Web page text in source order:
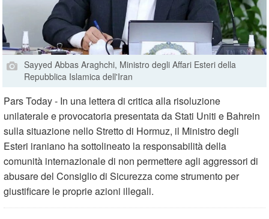
Sayyed Abbas Araghchi, Ministro degli Affari Esteri della
Repubblica Islamica dell'Iran
Pars Today - In una lettera di critica alla risoluzione
unilaterale e provocatoria presentata da Stati Uniti e Bahrein
sulla situazione nello Stretto di Hormuz, il Ministro degli
Esteri iraniano ha sottolineato la responsabilità della
comunità internazionale di non permettere agli aggressori di
abusare del Consiglio di Sicurezza come strumento per
giustificare le proprie azioni illegali.